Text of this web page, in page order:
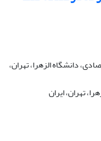
دانشگاه الزهرا، تهران،
تهران، ایران